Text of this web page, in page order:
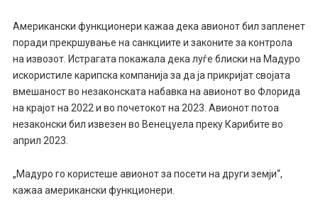
Американски функционери кажаа дека авионот бил запленет
поради прекршување на санкциите и законите за контрола
на извозот. Истрагата покажала дека луѓе блиски на Мадуро
искористиле карипска компанија за да ја прикријат својата
вмешаност во незаконската набавка на авионот во Флорида
на крајот на 2022 и во почетокот на 2023. Авионот потоа
незаконски бил извезен во Венецуела преку Карибите во
април 2023.
„Мадуро го користеше авионот за посети на други земји“,
кажаа американски функционери.